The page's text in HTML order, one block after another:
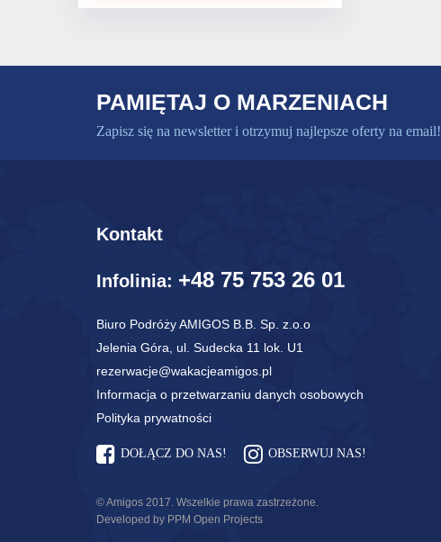
PAMIĘTAJ O MARZENIACH
Zapisz się na newsletter i otrzymuj najlepsze oferty na email!
Kontakt
Infolinia: +48 75 753 26 01
Biuro Podróży AMIGOS B.B. Sp. z.o.o
Jelenia Góra, ul. Sudecka 11 lok. U1
rezerwacje@wakacjeamigos.pl
Informacja o przetwarzaniu danych osobowych
Polityka prywatności
DOŁĄCZ DO NAS! OBSERWUJ NAS!
© Amigos 2017. Wszelkie prawa zastrzeżone.
Developed by PPM Open Projects